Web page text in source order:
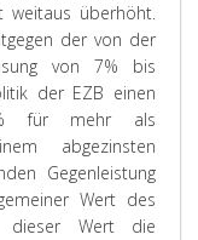
weitaus überhöht.
der von der
von 7% bis
der EZB einen
für mehr als
abgezinsten
Gegenleistung
Wert des
dieser Wert die